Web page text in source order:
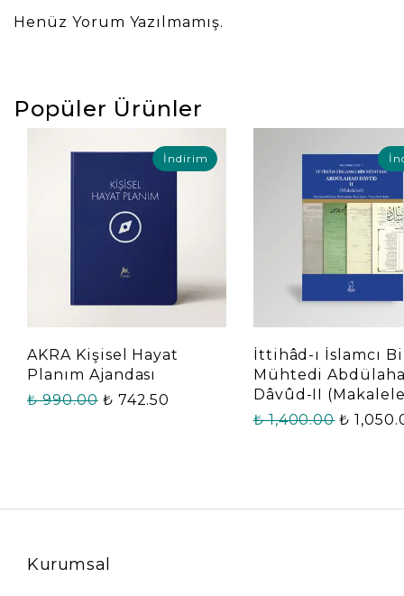
Henüz Yorum Yazılmamış.
Popüler Ürünler
İndirim
AKRA Kişisel Hayat
Planım Ajandası
₺ 990.00 ₺ 742.50
İttihâd-ı İslamcı
Mühtedi
Dâvûd-II
₺ 1,400.00 ₺
Kurumsal